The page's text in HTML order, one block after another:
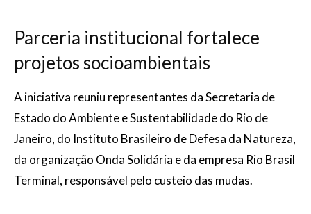
Parceria institucional fortalece
projetos socioambientais
A iniciativa reuniu representantes da Secretaria de
Estado do Ambiente e Sustentabilidade do Rio de
Janeiro, do Instituto Brasileiro de Defesa da Natureza,
da organização Onda Solidária e da empresa Rio Brasil
Terminal, responsável pelo custeio das mudas.